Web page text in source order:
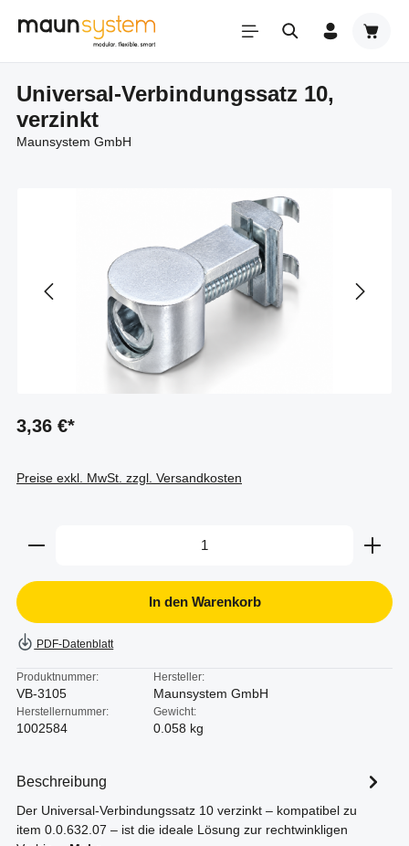
Zum Hauptinhalt springen
Universal-Verbindungssatz 10,
verzinkt
Maunsystem GmbH
3,36 €*
Preise exkl. MwSt. zzgl. Versandkosten
Produkt Anzahl: Gib den gewünschten Wert ein
In den Warenkorb
PDF-Datenblatt
Produktnummer:
VB-3105
Hersteller:
Maunsystem GmbH
Herstellernummer:
1002584
Gewicht:
0.058 kg
Beschreibung
Der Universal-Verbindungssatz 10 verzinkt – kompatibel zu
item 0.0.632.07 – ist die ideale Lösung zur rechtwinkligen